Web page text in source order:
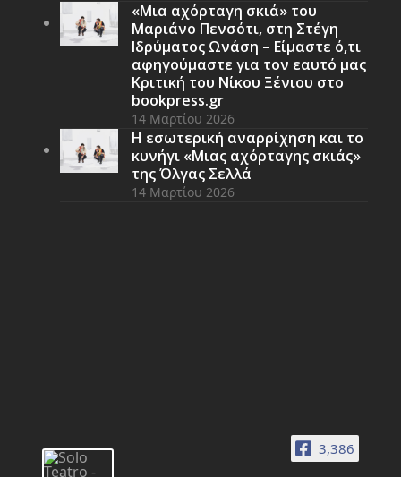
«Μια αχόρταγη σκιά» του
Μαριάνο Πενσότι, στη Στέγη
Ιδρύματος Ωνάση – Είμαστε ό,τι
αφηγούμαστε για τον εαυτό μας
Κριτική του Νίκου Ξένιου στο
bookpress.gr
14 Μαρτίου 2026
Η εσωτερική αναρρίχηση και το
κυνήγι «Μιας αχόρταγης σκιάς»
της Όλγας Σελλά
14 Μαρτίου 2026
3,386